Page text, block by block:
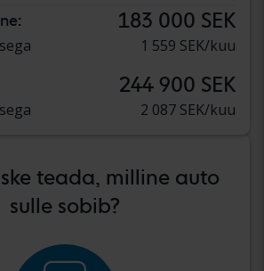
183 000 SEK
1 559 SEK/kuu
244 900 SEK
2 087 SEK/kuu
teada, milline auto
sulle sobib?